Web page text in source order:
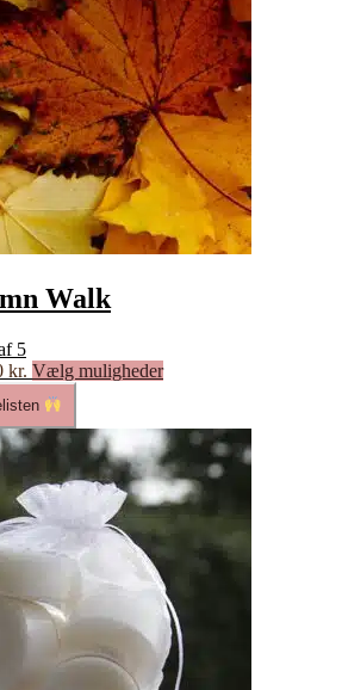
Walk
5
kr. Prisinterval:
31.00 kr.
til
107.00 kr.
Vælg mulighederDette
flere
varianter.
Mulighederne
kan
vælges
på
varesiden